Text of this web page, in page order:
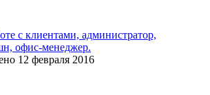
с клиентами, администратор,
офис-менеджер.
12 февраля 2016